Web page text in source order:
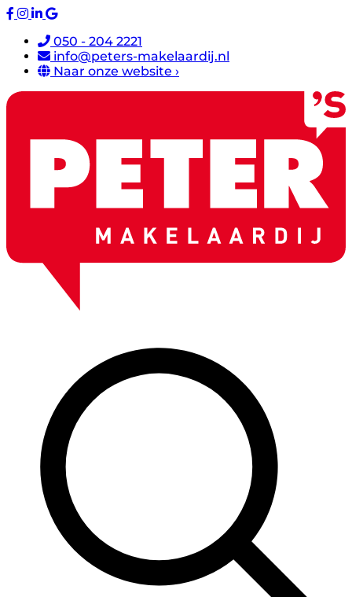
050 - 204 2221
info@peters-makelaardij.nl
Naar onze website ›